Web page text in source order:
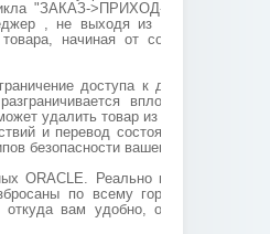
"ЗАКАЗ->ПРИХОД->РЕАЛИЗАЦИЯ-
, не выходя из своего кабинета,
начиная от состояния склада,
доступа к данным системы.
вплоть до действия
удалить товар из заказа ,если ему
и перевод состояний реализована
безопасности вашего предприятия.
ORACLE. Реально ваш офис может
по всему городу. Управление
откуда вам удобно, обычно из офиса